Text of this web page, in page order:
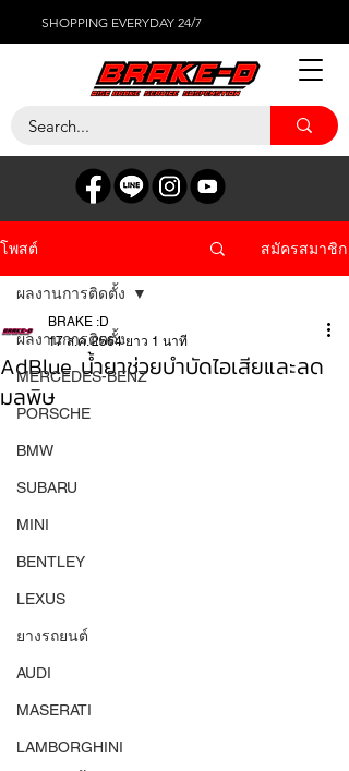
SHOPPING EVERYDAY 24/7
โพสต์ สมัครสมาชิก
ผลงานการติดตั้ง
MERCEDES-BENZ
PORSCHE
BMW
SUBARU
MINI
BENTLEY
LEXUS
ยางรถยนต์
AUDI
MASERATI
LAMBORGHINI
ผลงานการติดตั้ง
AdBlue น้ำยาช่วยบำบัดไอเสียและลด
มลพิษ
BRAKE :D
17 ส.ค. 2564 ยาว 1 นาที